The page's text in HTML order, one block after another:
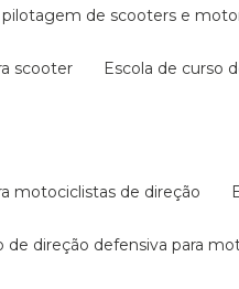
pilotagem de scooters e
scooter escola de curso
motociclistas de direção
de direção defensiva para